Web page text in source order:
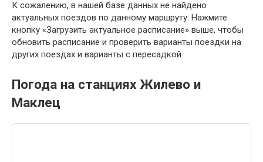
К сожалению, в нашей базе данных не найдено
актуальных поездов по данному маршруту. Нажмите
кнопку «Загрузить актуальное расписание» выше, чтобы
обновить расписание и проверить варианты поездки на
других поездах и варианты с пересадкой.
Погода на станциях Жилево и
Маклец